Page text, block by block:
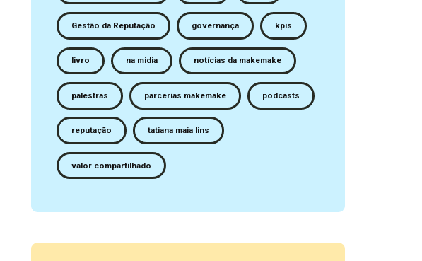
Gestão da Reputação governança kpis
livro na midia notícias da makemake
palestras parcerias makemake podcasts
reputação tatiana maia lins
valor compartilhado